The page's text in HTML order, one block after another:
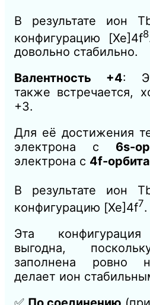
В результате ион
конфигурацию [Xe]4f8
довольно стабильно.
Валентность +4:
также встречается,
+3.
Для её достижения
электрона с 6s-
электрона с 4f-
В результате ион
конфигурацию [Xe]4f7.
Эта конфигурация
выгодна,
заполнена ровно
делает ион